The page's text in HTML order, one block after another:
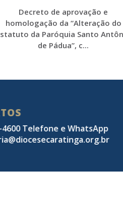
Decreto de aprovação e
homologação da “Alteração do
da Paróquia Santo
de Pádua”, c...
4600 Telefone e WhatsApp